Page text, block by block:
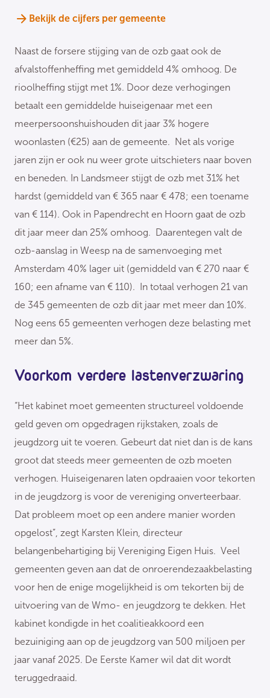
Bekijk de cijfers per gemeente
Naast de forsere stijging van de ozb gaat ook de
afvalstoffenheffing met gemiddeld 4% omhoog. De
rioolheffing stijgt met 1%. Door deze verhogingen
betaalt een gemiddelde huiseigenaar met een
meerpersoonshuishouden dit jaar 3% hogere
woonlasten (€25) aan de gemeente. Net als vorige
jaren zijn er ook nu weer grote uitschieters naar boven
en beneden. In Landsmeer stijgt de ozb met 31% het
hardst (gemiddeld van € 365 naar € 478; een toename
van € 114). Ook in Papendrecht en Hoorn gaat de ozb
dit jaar meer dan 25% omhoog. Daarentegen valt de
ozb-aanslag in Weesp na de samenvoeging met
Amsterdam 40% lager uit (gemiddeld van € 270 naar €
160; een afname van € 110). In totaal verhogen 21 van
de 345 gemeenten de ozb dit jaar met meer dan 10%.
Nog eens 65 gemeenten verhogen deze belasting met
meer dan 5%.
Voorkom verdere lastenverzwaring
“Het kabinet moet gemeenten structureel voldoende
geld geven om opgedragen rijkstaken, zoals de
jeugdzorg uit te voeren. Gebeurt dat niet dan is de kans
groot dat steeds meer gemeenten de ozb moeten
verhogen. Huiseigenaren laten opdraaien voor tekorten
in de jeugdzorg is voor de vereniging onverteerbaar.
Dat probleem moet op een andere manier worden
opgelost”, zegt Karsten Klein, directeur
belangenbehartiging bij Vereniging Eigen Huis. Veel
gemeenten geven aan dat de onroerendezaakbelasting
voor hen de enige mogelijkheid is om tekorten bij de
uitvoering van de Wmo- en jeugdzorg te dekken. Het
kabinet kondigde in het coalitieakkoord een
bezuiniging aan op de jeugdzorg van 500 miljoen per
jaar vanaf 2025. De Eerste Kamer wil dat dit wordt
teruggedraaid.